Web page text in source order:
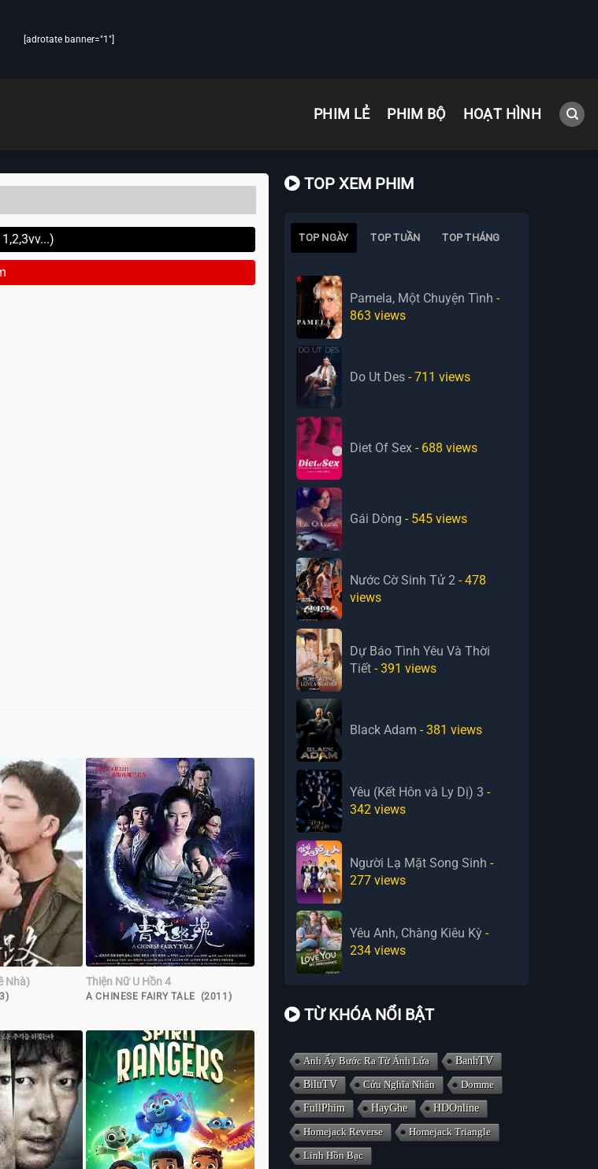
[adrotate banner="1"]
PHIM LẺ PHIM BỘ HOẠT HÌNH
Nhà) Thiện Nữ U Hồn 4
A CHINESE FAIRY TALE (2011)
TOP XEM PHIM
TOP NGÀY TOP TUẦN TOP THÁNG
Pamela, Một Chuyện Tình -
863 views
Do Ut Des - 711 views
Diet Of Sex - 688 views
Gái Dòng - 545 views
Nước Cờ Sinh Tử 2 - 478
views
Dự Báo Tình Yêu Và Thời
Tiết - 391 views
Black Adam - 381 views
Yêu (Kết Hôn và Ly Dị) 3 -
342 views
Người Lạ Mặt Song Sinh -
277 views
Yêu Anh, Chàng Kiêu Kỳ -
234 views
TỪ KHÓA NỔI BẬT
Anh Ấy Bước Ra Từ Ánh Lửa
BanhTV
BiluTV
Cửu Nghĩa Nhân
Domme
FullPhim
HayGhe
HDOnline
Homejack Reverse
Homejack Triangle
Linh Hồn Bạc